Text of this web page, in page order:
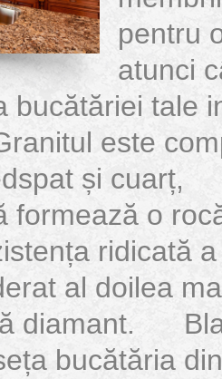
pentru
atunci
bucătăriei tale
este
și cuarț,
formează o
ridicată
al doilea
diamant.
bucătăria